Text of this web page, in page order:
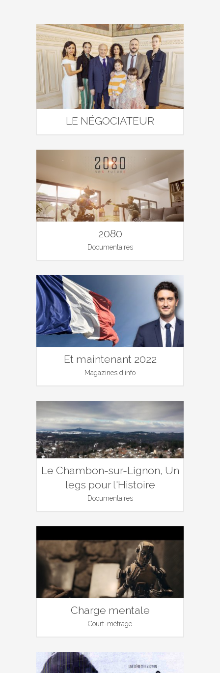
LE NÉGOCIATEUR
2080
Documentaires
Et maintenant 2022
Magazines d'info
Le Chambon-sur-Lignon, Un
legs pour l'Histoire
Documentaires
Charge mentale
Court-métrage